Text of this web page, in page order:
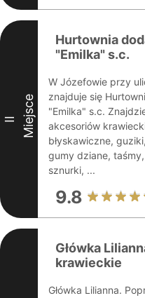
II Miejsce
Hurtownia
"Emilka" s.c.
W Józefowie przy
znajduje się
"Emilka" s.c.
akcesoriów
błyskawiczne,
gumy dziane,
sznurki, ...
9.8
Główka
krawieckie
Główka Lilianna.